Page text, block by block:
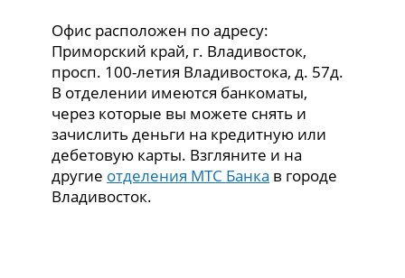
Офис расположен по адресу:
Приморский край, г. Владивосток,
просп. 100-летия Владивостока, д. 57д.
В отделении имеются банкоматы,
через которые вы можете снять и
зачислить деньги на кредитную или
дебетовую карты. Взгляните и на
другие отделения МТС Банка в городе
Владивосток.